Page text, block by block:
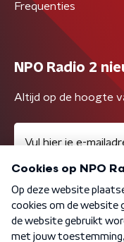
Frequenties
NPO Radio 2
Altijd op de hoogte
Algemene